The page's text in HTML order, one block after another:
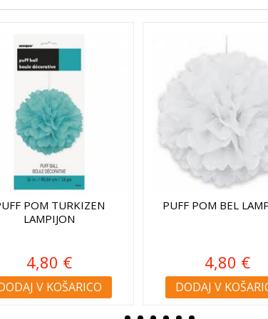
PUFF POM BEL LAMPIJON
DODAJ V KOŠARICO